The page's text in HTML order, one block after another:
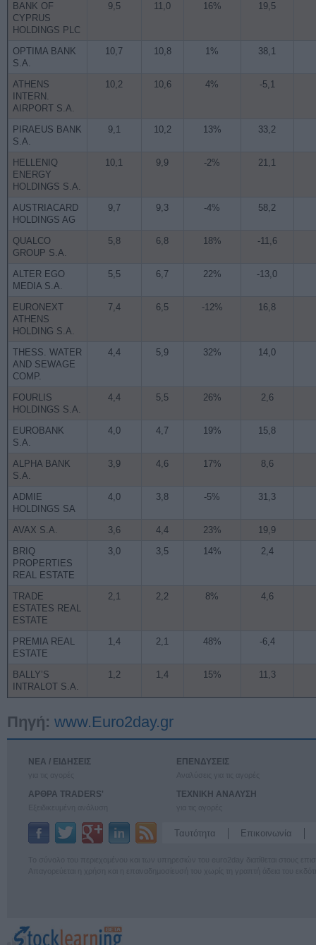
BANK OF
CYPRUS
HOLDINGS PLC
9,5 11,0 16% 19,5
OPTIMA BANK
S.A.
10,7 10,8 1% 38,1
ATHENS
INTERN.
AIRPORT S.A.
10,2 10,6 4% -5,1
PIRAEUS BANK
S.A.
9,1 10,2 13% 33,2
HELLENIQ
ENERGY
HOLDINGS S.A.
10,1 9,9 -2% 21,1
AUSTRIACARD
HOLDINGS AG
9,7 9,3 -4% 58,2
QUALCO
GROUP S.A.
5,8 6,8 18% -11,6
ALTER EGO
MEDIA S.A.
5,5 6,7 22% -13,0
EURONEXT
ATHENS
HOLDING S.A.
7,4 6,5 -12% 16,8
THESS. WATER
AND SEWAGE
COMP.
4,4 5,9 32% 14,0
FOURLIS
HOLDINGS S.A.
4,4 5,5 26% 2,6
EUROBANK
S.A.
4,0 4,7 19% 15,8
ALPHA BANK
S.A.
3,9 4,6 17% 8,6
ADMIE
HOLDINGS SA
4,0 3,8 -5% 31,3
AVAX S.A. 3,6 4,4 23%
19,9
BRIQ
PROPERTIES
REAL ESTATE
3,0 3,5 14% 2,4
TRADE
ESTATES REAL
ESTATE
2,1 2,2 8% 4,6
PREMIA REAL
ESTATE
1,4 2,1 48% -6,4
BALLY’S
INTRALOT S.A.
1,2 1,4 15% 11,3
Πηγή: www.Euro2day.gr
ΝΕΑ / ΕΙΔΗΣΕΙΣ
ΑΡΘΡΑ TRADERS'
ΕΠΕΝΔΥΣΕΙΣ
ΤΕΧΝΙΚΗ ΑΝΑΛΥΣΗ
Ταυτότητα Επικοινωνία